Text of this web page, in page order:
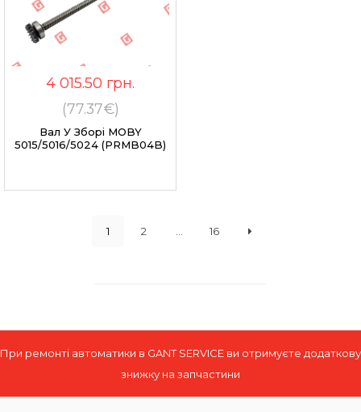
4 015.50 грн.
(77.37€)
Вал У Зборі MOBY
5015/5016/5024 (PRMB04B)
1 2 16
При ремонті автоматики в GANT SERVICE ви отримуєте додаткову
знижку на запчастини